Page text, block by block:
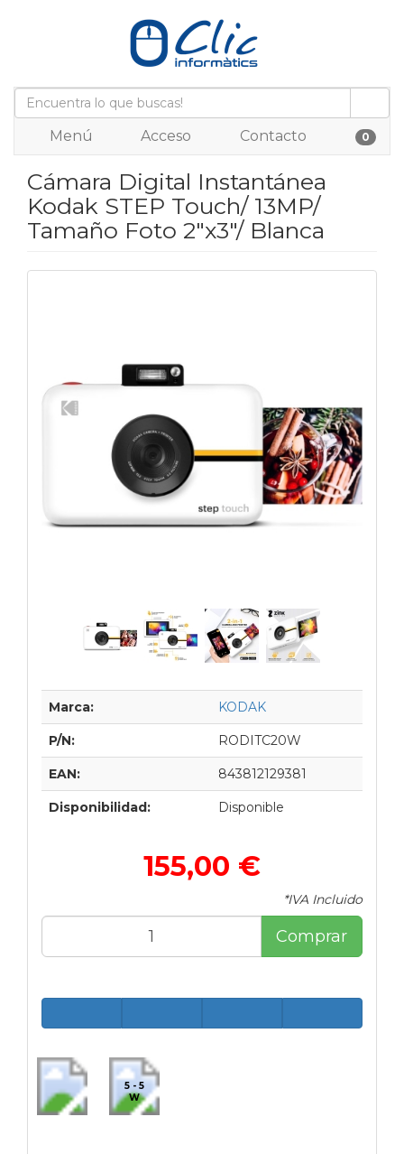
Menú Acceso Contacto 0
Cámara Digital Instantánea
Kodak STEP Touch/ 13MP/
Tamaño Foto 2"x3"/ Blanca
Marca: KODAK
P/N: RODITC20W
EAN: 843812129381
Disponibilidad: Disponible
155,00 €
*IVA Incluido
Comprar
5 - 5
W